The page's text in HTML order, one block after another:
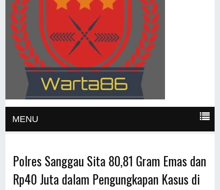
MENU
Polres Sanggau Sita 80,81 Gram Emas dan
Rp40 Juta dalam Pengungkapan Kasus di